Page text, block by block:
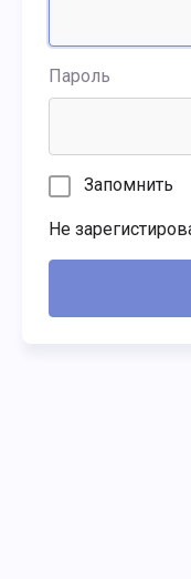
Пароль
Запомнить
Не